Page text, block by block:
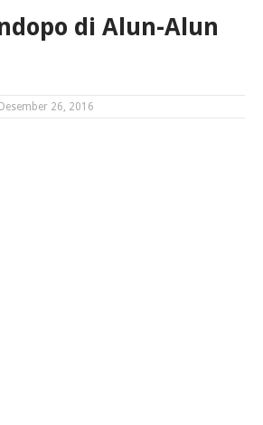
di Alun-Alun
Desember 26, 2016